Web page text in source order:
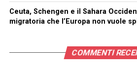
Ceuta, Schengen e il Sahara
migratoria che l’Europa non vuole
COMMENTI